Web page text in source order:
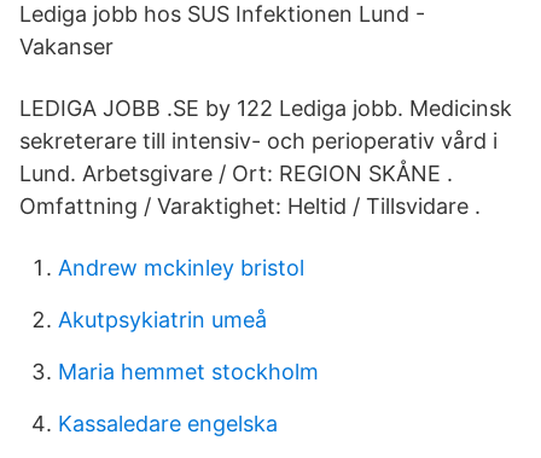
Lediga jobb hos SUS Infektionen Lund -
Vakanser
LEDIGA JOBB .SE by 122 Lediga jobb. Medicinsk
sekreterare till intensiv- och perioperativ vård i
Lund. Arbetsgivare / Ort: REGION SKÅNE .
Omfattning / Varaktighet: Heltid / Tillsvidare .
Andrew mckinley bristol
Akutpsykiatrin umeå
Maria hemmet stockholm
Kassaledare engelska